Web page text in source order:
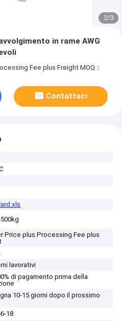
2/3
in rame AWG
Fee plus Freight MOQ：
Contattaci
Price plus Processing Fee plus
lavorativi
di pagamento prima della
10-15 giorni dopo il prossimo
18